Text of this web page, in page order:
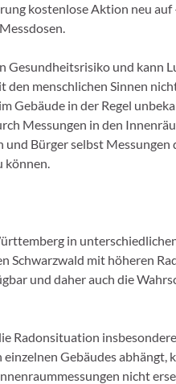
kostenlose Aktion neu auf
Gesundheitsrisiko und kann
den menschlichen Sinnen
Gebäude in der Regel
Messungen in den
Bürger selbst Messungen
können.
in
Schwarzwald mit höheren
und daher auch die
Radonsituation
Gebäudes abhängt,
nicht